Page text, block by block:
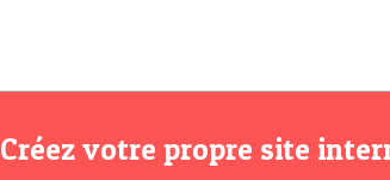
Créez votre propre site